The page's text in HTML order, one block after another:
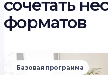
сочетать
форматов
Базовая программа